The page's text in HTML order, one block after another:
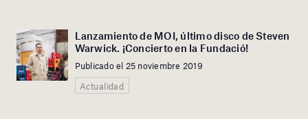
Lanzamiento de MOI, último disco de Steven
Warwick. ¡Concierto en la Fundació!
Publicado el 25 noviembre 2019
Actualidad